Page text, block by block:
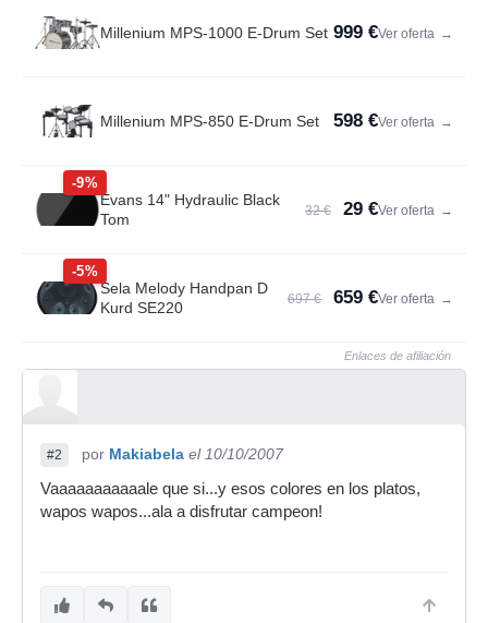
Millenium MPS-1000 E-Drum Set 999 €Ver oferta →
Millenium MPS-850 E-Drum Set 598 €Ver oferta →
-9%
Evans 14" Hydraulic Black
Tom
32 € 29 €Ver oferta →
-5%
Sela Melody Handpan D
Kurd SE220
697 € 659 €Ver oferta →
Enlaces de afiliación
#2 por Makiabela el 10/10/2007
Vaaaaaaaaaaale que si...y esos colores en los platos,
wapos wapos...ala a disfrutar campeon!